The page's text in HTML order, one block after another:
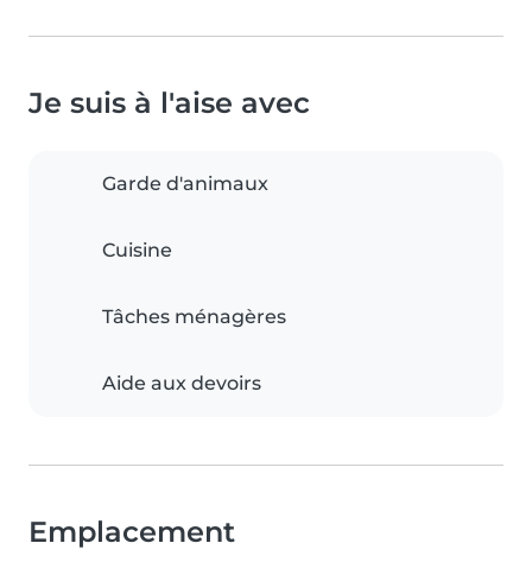
Je suis à l'aise avec
Garde d'animaux
Cuisine
Tâches ménagères
Aide aux devoirs
Emplacement